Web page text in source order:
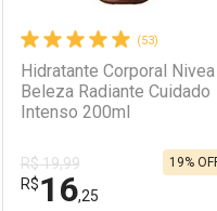
(53)
Hidratante Corporal Nivea
Beleza Radiante Cuidado
Intenso 200ml
R$ 19,99
R$16,25
19%